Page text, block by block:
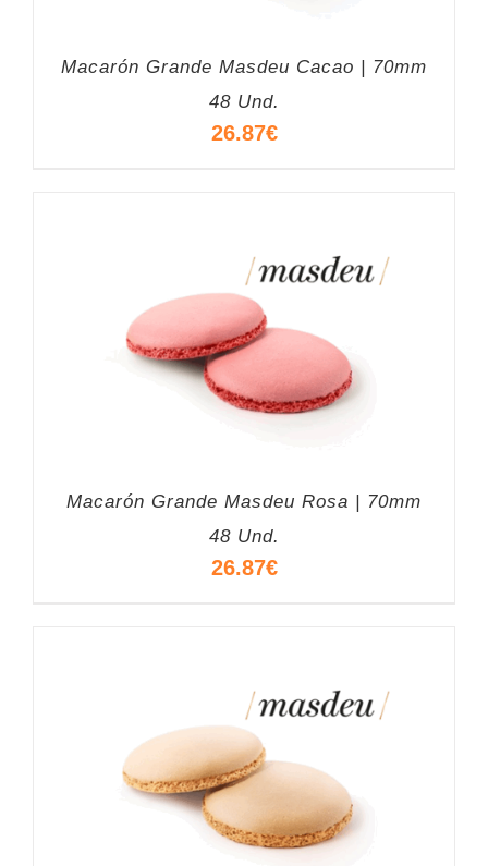
Macarón Grande Masdeu Cacao | 70mm
48 Und.
26.87€
Macarón Grande Masdeu Rosa | 70mm
48 Und.
26.87€